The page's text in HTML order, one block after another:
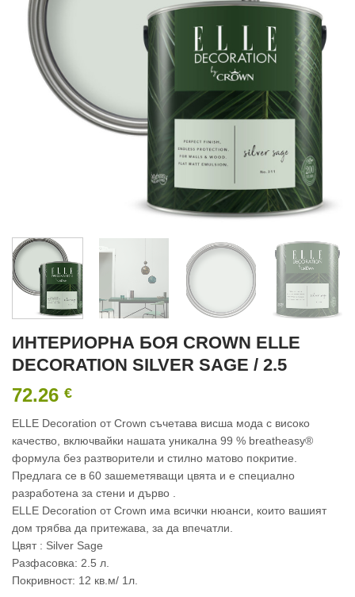
ИНТЕРИОРНА БОЯ CROWN ELLE
DECORATION SILVER SAGE / 2.5
72.26 €
ELLE Decoration от Crown съчетава висша мода с високо
качество, включвайки нашата уникална 99 % breatheasy®
формула без разтворители и стилно матово покритие.
Предлага се в 60 зашеметяващи цвята и e специално
разработена за стени и дърво .
ELLE Decoration от Crown има всички нюанси, които вашият
дом трябва да притежава, за да впечатли.
Цвят : Silver Sage
Разфасовка: 2.5 л.
Покривност: 12 кв.м/ 1л.